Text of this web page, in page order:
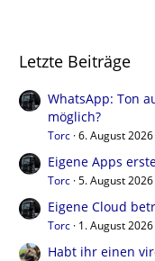
Letzte Beiträge
WhatsApp: Ton
möglich?
Torc 6. August
Eigene Apps
Torc 5. August
Eigene Cloud
Torc 1. August
Habt ihr einen